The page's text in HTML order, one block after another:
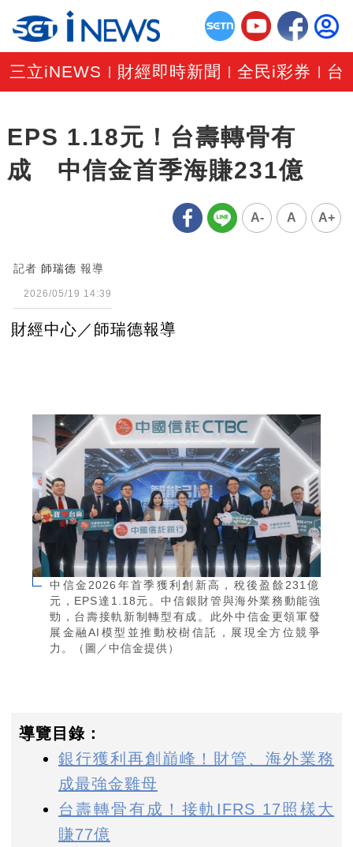
三立iNEWS 財經即時新聞 |全民i彩券 台
EPS 1.18元！台壽轉骨有
成 中信金首季海賺231億
A- A A+
記者 師瑞德 報導
2026/05/19 14:39
財經中心／師瑞德報導
中信金2026年首季獲利創新高，稅後盈餘231億
元，EPS達1.18元。中信銀財管與海外業務動能強
勁，台壽接軌新制轉型有成。此外中信金更領軍發
展金融AI模型並推動校樹信託，展現全方位競爭
力。（圖／中信金提供）
導覽目錄：
銀行獲利再創巔峰！財管、海外業務
成最強金雞母
台壽轉骨有成！接軌IFRS 17照樣大
賺77億